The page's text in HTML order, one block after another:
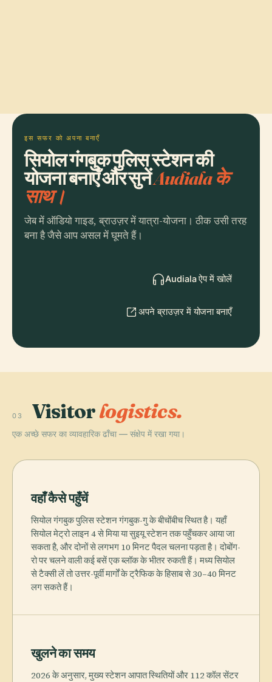
इस सफर को अपना बनाएँ
सियोल गंगबुक पुलिस स्टेशन की
योजना बनाएँ और सुनेंAudiala के
साथ।
जेब में ऑडियो गाइड, ब्राउज़र में यात्रा-योजना। ठीक उसी तरह
बना है जैसे आप असल में घूमते हैं।
Audiala ऐप में खोलें
अपने ब्राउज़र में योजना बनाएँ
03 Visitorlogistics.
एक अच्छे सफर का व्यावहारिक ढाँचा — संक्षेप में रखा गया।
वहाँ कैसे पहुँचें
सियोल गंगबुक पुलिस स्टेशन गंगबुक-गु के बीचोंबीच स्थित है। यहाँ
सियोल मेट्रो लाइन 4 से मिया या सुइयू स्टेशन तक पहुँचकर आया जा
सकता है, और दोनों से लगभग 10 मिनट पैदल चलना पड़ता है। दोबोंग-
रो पर चलने वाली कई बसें एक ब्लॉक के भीतर रुकती हैं। मध्य सियोल
से टैक्सी लें तो उत्तर-पूर्वी मार्गों के ट्रैफिक के हिसाब से 30–40 मिनट
लग सकते हैं।
खुलने का समय
2026 के अनुसार, मुख्य स्टेशन आपात स्थितियों और 112 कॉल सेंटर